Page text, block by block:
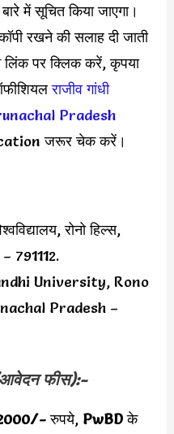
में सूचित किया जाएगा।
रखने की सलाह दी जाती
पर क्लिक करें, कृपया
राजीव गांधी
Pradesh
जरूर चेक करें।
रोनो हिल्स,
791112.
University, Rono
Pradesh –
फीस):-
रुपये, PwBDके